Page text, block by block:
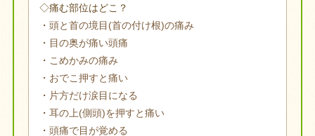
◇痛む部位はどこ？
・ 頭と首の境目(首の付け根)の痛み
・ 目の奥が痛い頭痛
・ こめかみの痛み
・ おでこ押すと痛い
・ 片方だけ涙目になる
・ 耳の上(側頭)を押すと痛い
・ 頭痛で目が覚める